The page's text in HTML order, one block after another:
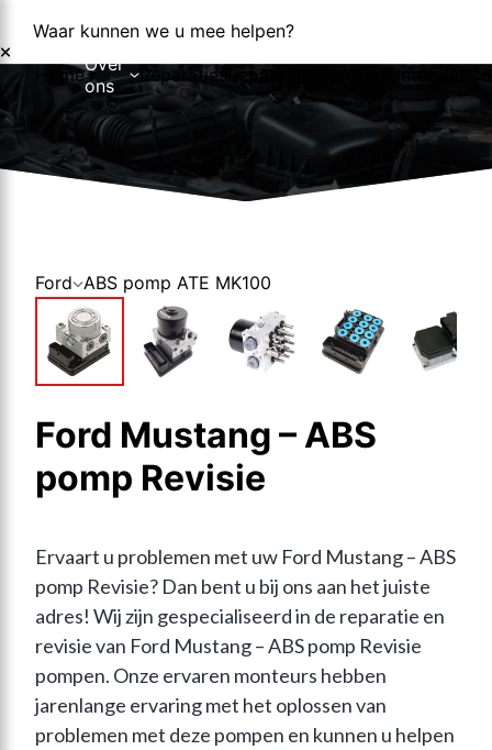
Waar kunnen we u mee helpen?
HomeOver
ons
Over ons
Nieuws
Reparaties Reparatieformulier Foutcodes
Ford ABS pomp ATE MK100
Ford Mustang – ABS
pomp Revisie
Ervaart u problemen met uw Ford Mustang – ABS
pomp Revisie? Dan bent u bij ons aan het juiste
adres! Wij zijn gespecialiseerd in de reparatie en
revisie van Ford Mustang – ABS pomp Revisie
pompen. Onze ervaren monteurs hebben
jarenlange ervaring met het oplossen van
problemen met deze pompen en kunnen u helpen